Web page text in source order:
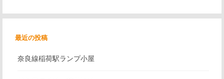
最近の投稿
奈良線稲荷駅ランプ小屋